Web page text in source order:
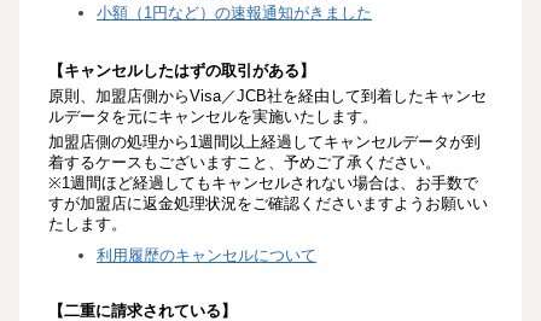
小額（1円など）の速報通知がきました
【キャンセルしたはずの取引がある】
原則、加盟店側からVisa／JCB社を経由して到着したキャンセ
ルデータを元にキャンセルを実施いたします。
加盟店側の処理から1週間以上経過してキャンセルデータが到
着するケースもございますこと、予めご了承ください。
※1週間ほど経過してもキャンセルされない場合は、お手数で
すが加盟店に返金処理状況をご確認くださいますようお願いい
たします。
利用履歴のキャンセルについて
【二重に請求されている 】